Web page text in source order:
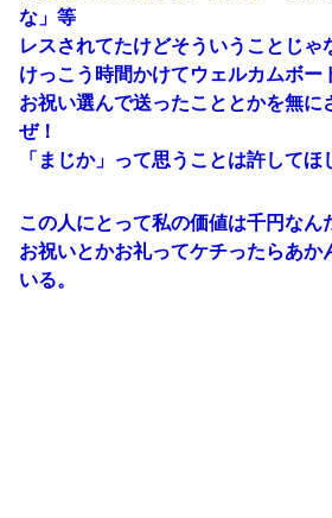
な」等
レスされてたけどそういうことじゃ
けっこう時間かけてウェルカムボー
お祝い選んで送ったこととかを無に
ぜ！
「まじか」って思うことは許してほ
この人にとって私の価値は千円なん
お祝いとかお礼ってケチったらあか
いる。